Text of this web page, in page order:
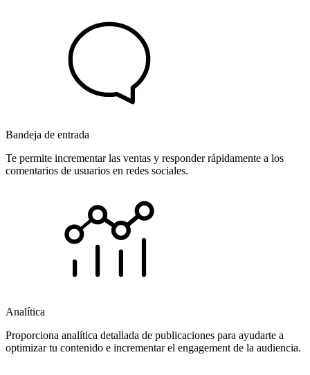
Bandeja de entrada
Te permite incrementar las ventas y responder rápidamente a los
comentarios de usuarios en redes sociales.
Analítica
Proporciona analítica detallada de publicaciones para ayudarte a
optimizar tu contenido e incrementar el engagement de la audiencia.